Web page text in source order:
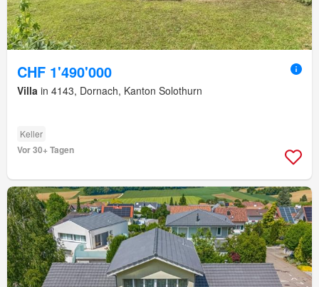
CHF 1'490'000
Villa in 4143, Dornach, Kanton Solothurn
Keller
Vor 30+ Tagen